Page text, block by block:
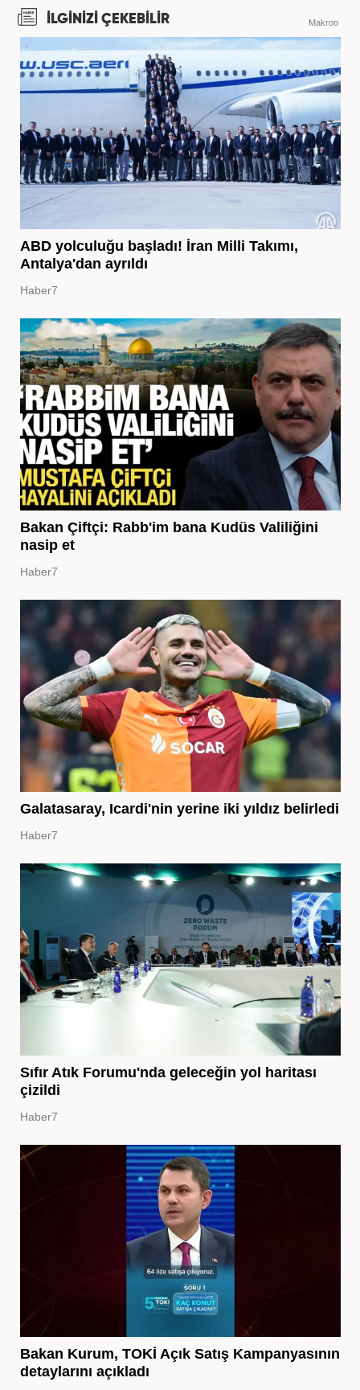
İLGİNİZİ ÇEKEBİLİR Makroo
ABD yolculuğu başladı! İran Milli Takımı,
Antalya'dan ayrıldı
Haber7
Bakan Çiftçi: Rabb'im bana Kudüs Valiliğini
nasip et
Haber7
Galatasaray, Icardi'nin yerine iki yıldız belirledi
Haber7
Sıfır Atık Forumu'nda geleceğin yol haritası
çizildi
Haber7
Bakan Kurum, TOKİ Açık Satış Kampanyasının
detaylarını açıkladı